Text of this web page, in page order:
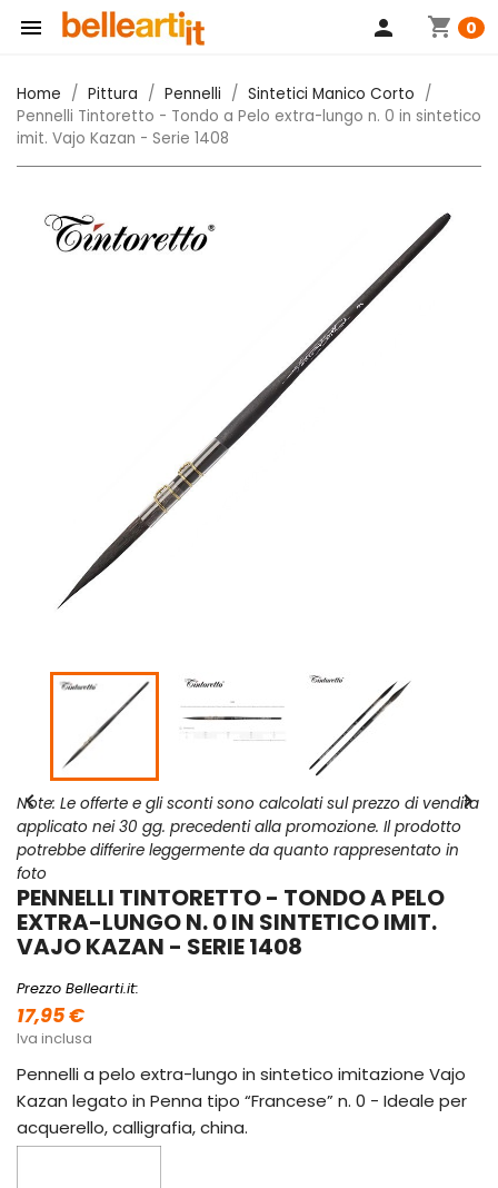
 shopping_cart 0
person
Home Pittura Pennelli
Sintetici Manico Corto
Pennelli Tintoretto - Tondo a Pelo extra-lungo n. 0 in sintetico
imit. Vajo Kazan - Serie 1408
 
Note: Le offerte e gli sconti sono calcolati sul prezzo di vendita
applicato nei 30 gg. precedenti alla promozione. Il prodotto
potrebbe differire leggermente da quanto rappresentato in
foto
PENNELLI TINTORETTO - TONDO A PELO
EXTRA-LUNGO N. 0 IN SINTETICO IMIT.
VAJO KAZAN - SERIE 1408
Prezzo Bellearti.it:
17,95 €
Iva inclusa
Pennelli a pelo extra-lungo in sintetico imitazione Vajo
Kazan legato in Penna tipo “Francese” n. 0 - Ideale per
acquerello, calligrafia, china.